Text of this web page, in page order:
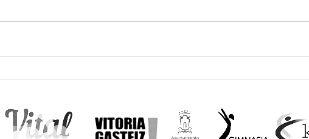
GALA NAVIVIDAD FAG